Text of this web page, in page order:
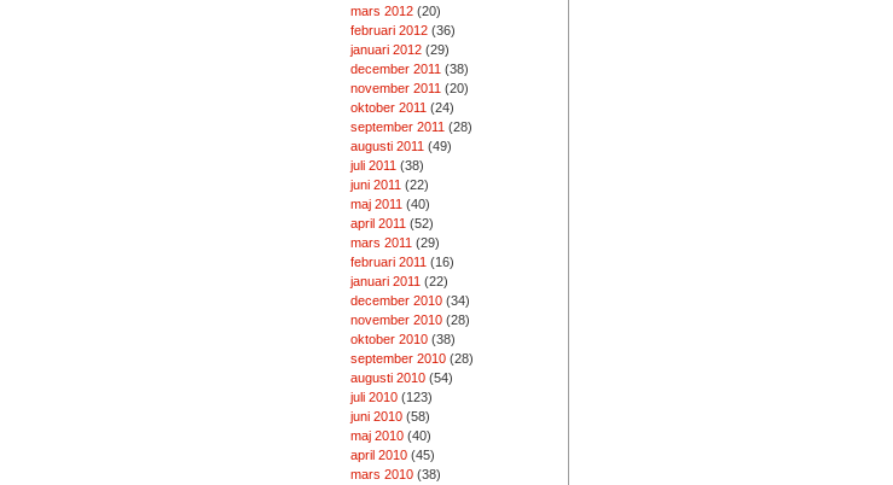
mars 2012(20)
februari 2012(36)
januari 2012(29)
december 2011 (38)
november 2011 (20)
oktober 2011 (24)
september 2011 (28)
augusti 2011 (49)
juli 2011 (38)
juni 2011 (22)
maj 2011 (40)
april 2011 (52)
mars 2011 (29)
februari 2011 (16)
januari 2011 (22)
december 2010(34)
november 2010(28)
oktober 2010(38)
september 2010(28)
augusti 2010(54)
juli 2010(123)
juni 2010(58)
maj 2010(40)
april 2010(45)
mars 2010(38)